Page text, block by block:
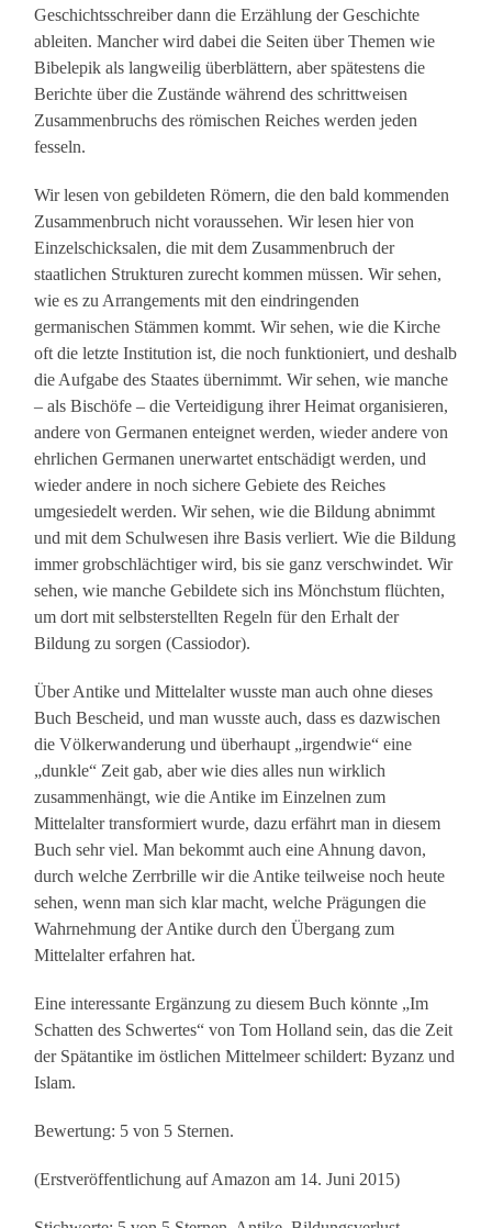
Geschichtsschreiber dann die Erzählung der Geschichte
ableiten. Mancher wird dabei die Seiten über Themen wie
Bibelepik als langweilig überblättern, aber spätestens die
Berichte über die Zustände während des schrittweisen
Zusammenbruchs des römischen Reiches werden jeden
fesseln.
Wir lesen von gebildeten Römern, die den bald kommenden
Zusammenbruch nicht voraussehen. Wir lesen hier von
Einzelschicksalen, die mit dem Zusammenbruch der
staatlichen Strukturen zurecht kommen müssen. Wir sehen,
wie es zu Arrangements mit den eindringenden
germanischen Stämmen kommt. Wir sehen, wie die Kirche
oft die letzte Institution ist, die noch funktioniert, und deshalb
die Aufgabe des Staates übernimmt. Wir sehen, wie manche
– als Bischöfe – die Verteidigung ihrer Heimat organisieren,
andere von Germanen enteignet werden, wieder andere von
ehrlichen Germanen unerwartet entschädigt werden, und
wieder andere in noch sichere Gebiete des Reiches
umgesiedelt werden. Wir sehen, wie die Bildung abnimmt
und mit dem Schulwesen ihre Basis verliert. Wie die Bildung
immer grobschlächtiger wird, bis sie ganz verschwindet. Wir
sehen, wie manche Gebildete sich ins Mönchstum flüchten,
um dort mit selbsterstellten Regeln für den Erhalt der
Bildung zu sorgen (Cassiodor).
Über Antike und Mittelalter wusste man auch ohne dieses
Buch Bescheid, und man wusste auch, dass es dazwischen
die Völkerwanderung und überhaupt „irgendwie“ eine
„dunkle“ Zeit gab, aber wie dies alles nun wirklich
zusammenhängt, wie die Antike im Einzelnen zum
Mittelalter transformiert wurde, dazu erfährt man in diesem
Buch sehr viel. Man bekommt auch eine Ahnung davon,
durch welche Zerrbrille wir die Antike teilweise noch heute
sehen, wenn man sich klar macht, welche Prägungen die
Wahrnehmung der Antike durch den Übergang zum
Mittelalter erfahren hat.
Eine interessante Ergänzung zu diesem Buch könnte „Im
Schatten des Schwertes“ von Tom Holland sein, das die Zeit
der Spätantike im östlichen Mittelmeer schildert: Byzanz und
Islam.
Bewertung: 5 von 5 Sternen.
(Erstveröffentlichung auf Amazon am 14. Juni 2015)